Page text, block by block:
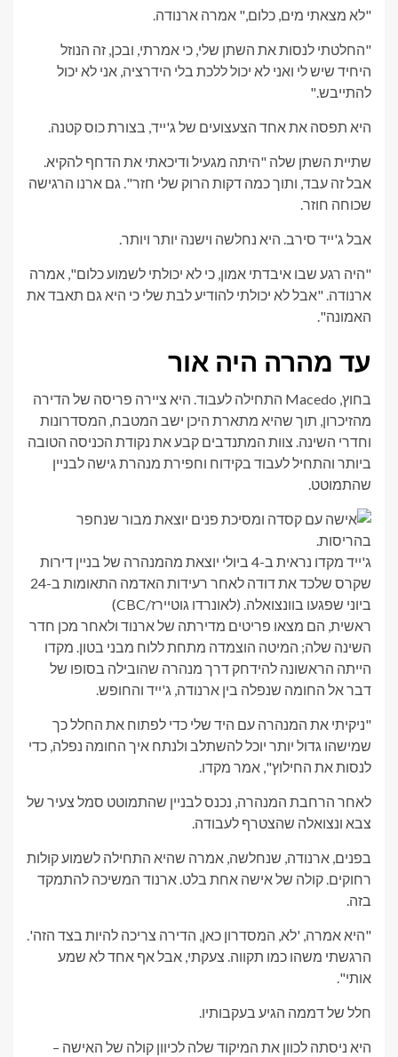
"לא מצאתי מים, כלום," אמרה ארנודה.
"החלטתי לנסות את השתן שלי, כי אמרתי, ובכן, זה הנוזל
היחיד שיש לי ואני לא יכול ללכת בלי הידרציה, אני לא יכול
להתייבש."
היא תפסה את אחד הצעצועים של ג'ייד, בצורת כוס קטנה.
שתיית השתן שלה "היתה מגעיל ודיכאתי את הדחף להקיא.
אבל זה עבד, ותוך כמה דקות הרוק שלי חזר". גם ארנו הרגישה
שכוחה חוזר.
אבל ג'ייד סירב. היא נחלשה וישנה יותר ויותר.
"היה רגע שבו איבדתי אמון, כי לא יכולתי לשמוע כלום", אמרה
ארנודה. "אבל לא יכולתי להודיע ​​לבת ​​שלי כי היא גם תאבד את
האמונה".
עד מהרה היה אור
בחוץ, Macedo התחילה לעבוד. היא ציירה פריסה של הדירה
מהזיכרון, תוך שהיא מתארת ​​היכן ישב המטבח, המסדרונות
וחדרי השינה. צוות המתנדבים קבע את נקודת הכניסה הטובה
ביותר והתחיל לעבוד בקידוח וחפירת מנהרת גישה לבניין
שהתמוטט.
ג'ייד מקדו נראית ב-4 ביולי יוצאת מהמנהרה של בניין דירות
שקרס שלכד את דודה לאחר רעידות האדמה התאומות ב-24
ביוני שפגעו בוונצואלה. (לאונרדו גוטיירז/CBC)
ראשית, הם מצאו פריטים מדירתה של ארנוד ולאחר מכן חדר
השינה שלה; המיטה הוצמדה מתחת ללוח מבני בטון. מקדו
הייתה הראשונה להידחק דרך מנהרה שהובילה בסופו של
דבר אל החומה שנפלה בין ארנודה, ג'ייד והחופש.
"ניקיתי את המנהרה עם היד שלי כדי לפתוח את החלל כך
שמישהו גדול יותר יוכל להשתלב ולנתח איך החומה נפלה, כדי
לנסות את החילוץ", אמר מקדו.
לאחר הרחבת המנהרה, נכנס לבניין שהתמוטט סמל צעיר של
צבא ונצואלה שהצטרף לעבודה.
בפנים, ארנודה, שנחלשה, אמרה שהיא התחילה לשמוע קולות
רחוקים. קולה של אישה אחת בלט. ארנוד המשיכה להתמקד
בזה.
"היא אמרה, 'לא, המסדרון כאן, הדירה צריכה להיות בצד הזה'.
הרגשתי משהו כמו תקווה. צעקתי, אבל אף אחד לא שמע
אותי".
חלל של דממה הגיע בעקבותיו.
היא ניסתה לכוון את המיקוד שלה לכיוון קולה של האישה –